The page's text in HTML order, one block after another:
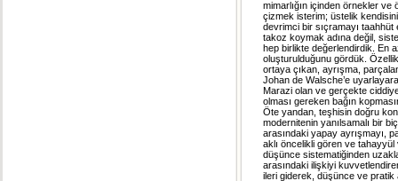
mimarlığın içinden örnekler ve
çizmek isterim; üstelik
devrimci bir sıçramayı
takoz koymak adına değil,
hep birlikte değerlendirdik. En
oluşturulduğunu gördük.
ortaya çıkan, ayrışma,
Johan de Walsche’e
Marazi olan ve gerçekte
olması gereken bağın
Öte yandan, teşhisin doğru
modernitenin yanılsamalı bir
arasındaki yapay ayrışmayı,
aklı öncelikli gören ve
düşünce sistematiğinden
arasındaki ilişkiyi
ileri giderek, düşünce ve pratik